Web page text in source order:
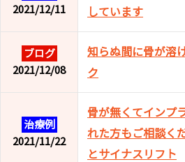
2021/12/11
しています
ブログ
2021/12/08
知らぬ間に骨が溶
ク
治療例
2021/11/22
骨が無くてインプ
れた方もご相談く
とサイナスリフト